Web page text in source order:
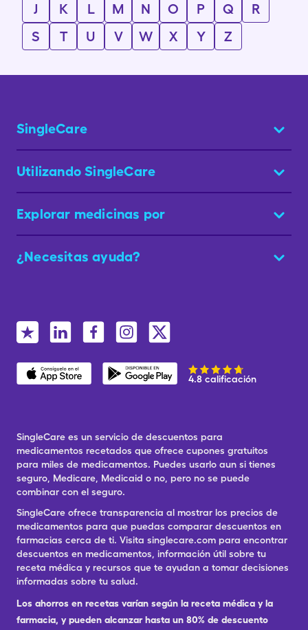
J
K L M N O P Q
R
S
T U V W X Y Z
SingleCare
Utilizando SingleCare
Explorar medicinas por
¿Necesitas ayuda?
4.8 calificación
SingleCare es un servicio de descuentos para
medicamentos recetados que ofrece cupones gratuitos
para miles de medicamentos. Puedes usarlo aun si tienes
seguro, Medicare, Medicaid o no, pero no se puede
combinar con el seguro.
SingleCare ofrece transparencia al mostrar los precios de
medicamentos para que puedas comparar descuentos en
farmacias cerca de ti. Visita singlecare.com para encontrar
descuentos en medicamentos, información útil sobre tu
receta médica y recursos que te ayudan a tomar decisiones
informadas sobre tu salud.
Los ahorros en recetas varían según la receta médica y la
farmacia, y pueden alcanzar hasta un 80% de descuento